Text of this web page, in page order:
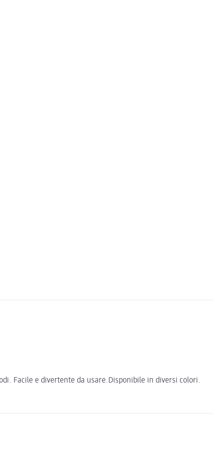
Facile e divertente da usare.Disponibile in diversi colori.